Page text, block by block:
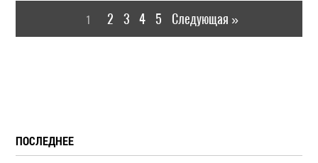
1 2 3 4 5 Следующая »
ПОСЛЕДНЕЕ